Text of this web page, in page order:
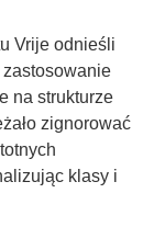
Vrije odnieśli
na strukturze
zignorować
klasy i